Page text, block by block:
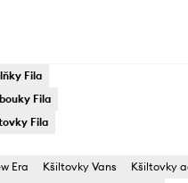
Fila
Fila
Fila
Era Kšiltovky Vans
Kšiltovky